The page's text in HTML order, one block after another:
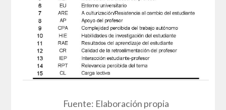
Fuente: Elaboración propia